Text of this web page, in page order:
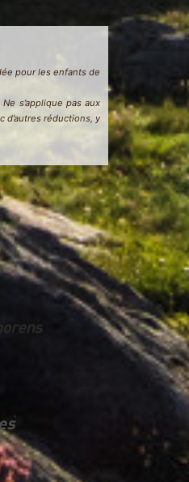
pour les enfants de
s’applique pas aux
d’autres réductions, y